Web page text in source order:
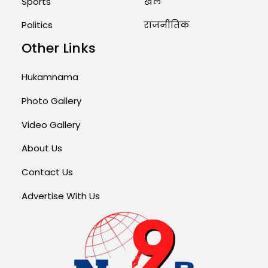
Politics
राजनीतिक
Other Links
Hukamnama
Photo Gallery
Video Gallery
About Us
Contact Us
Advertise With Us